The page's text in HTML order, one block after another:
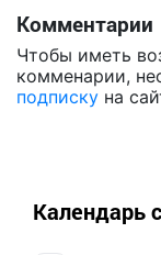
Комментарии
Чтобы иметь
комменарии,
подписку на
Календарь